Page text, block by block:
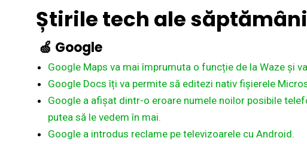
Știriletech ale
🍏 Google
Google Maps va mai împrumuta o funcție de la Waze și
Google Docs îți va permite să editezi nativ fișierele
Google a afișat dintr-o eroare numele noilor posibile
putea să le vedem în mai.
Google a introdus reclame pe televizoarele cu Android.